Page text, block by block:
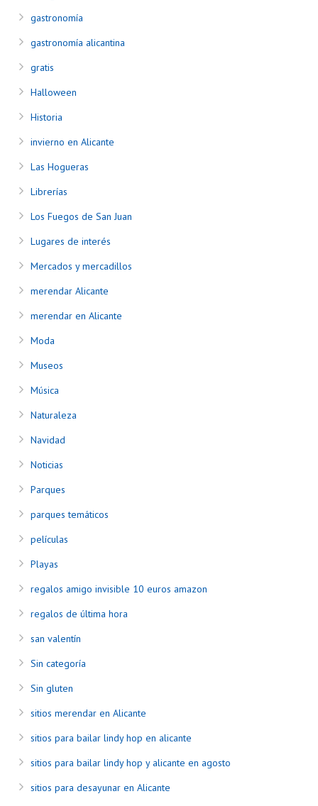
gastronomía
gastronomía alicantina
gratis
Halloween
Historia
invierno en Alicante
Las Hogueras
Librerías
Los Fuegos de San Juan
Lugares de interés
Mercados y mercadillos
merendar Alicante
merendar en Alicante
Moda
Museos
Música
Naturaleza
Navidad
Noticias
Parques
parques temáticos
películas
Playas
regalos amigo invisible 10 euros amazon
regalos de última hora
san valentín
Sin categoría
Sin gluten
sitios merendar en Alicante
sitios para bailar lindy hop en alicante
sitios para bailar lindy hop y alicante en agosto
sitios para desayunar en Alicante